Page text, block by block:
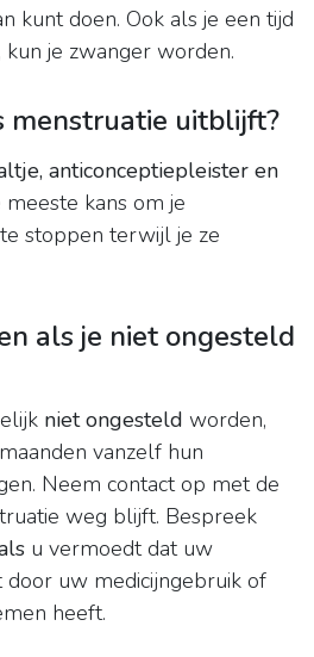
kunt doen. Ook als je een tijd
je zwanger worden.
menstruatie uitblijft?
anticonceptiepleister en
kans om je
stoppen terwijl je ze
als je niet ongesteld
niet ongesteld worden,
vanzelf hun
Neem contact op met de
weg blijft. Bespreek
u vermoedt dat uw
uw medicijngebruik of
heeft.